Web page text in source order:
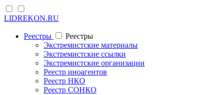
LIDREKON.RU
Реестры
Реестры
Экстремистские материалы
Экстремистские ссылки
Экстремистские организации
Реестр иноагентов
Реестр НКО
Реестр СОНКО